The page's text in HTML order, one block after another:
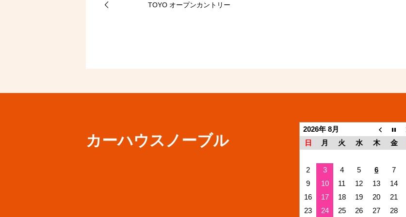
TOYO オープンカントリー
2026年 8月
日
月 火 水 木 金
2
3 4 5 6 7
9
10 11 12 13 14
16
17 18 19 20 21
23
24 25 26 27 28
カーハウスノーブル